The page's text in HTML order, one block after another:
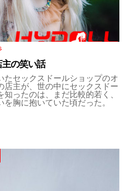
の笑い話
たセックスドールショップのオ
店主が、世の中にセックスドー
ったのは、まだ比較的若く、
胸に抱いていた頃だった。